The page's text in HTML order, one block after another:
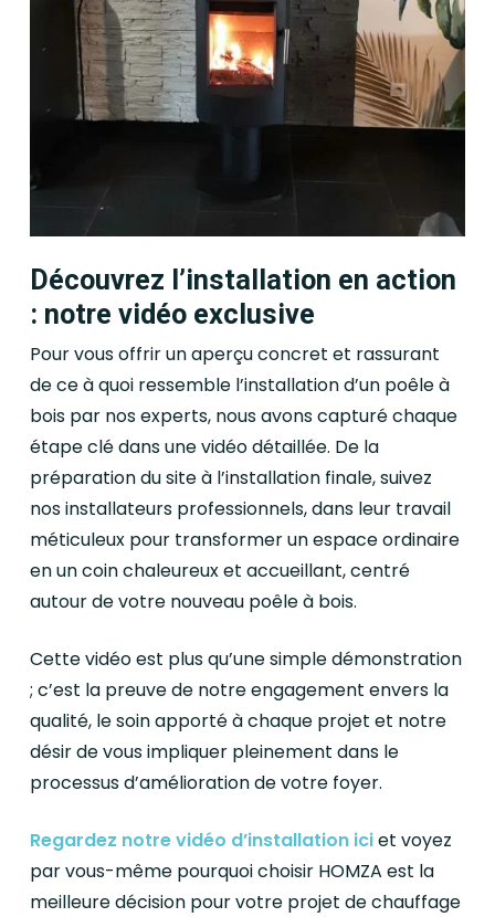
Découvrez l’installation en action
: notre vidéo exclusive
Pour vous offrir un aperçu concret et rassurant
de ce à quoi ressemble l’installation d’un poêle à
bois par nos experts, nous avons capturé chaque
étape clé dans une vidéo détaillée. De la
préparation du site à l’installation finale, suivez
nos installateurs professionnels, dans leur travail
méticuleux pour transformer un espace ordinaire
en un coin chaleureux et accueillant, centré
autour de votre nouveau poêle à bois.
Cette vidéo est plus qu’une simple démonstration
; c’est la preuve de notre engagement envers la
qualité, le soin apporté à chaque projet et notre
désir de vous impliquer pleinement dans le
processus d’amélioration de votre foyer.
Regardez notre vidéo d’installation iciet voyez
par vous-même pourquoi choisir HOMZA est la
meilleure décision pour votre projet de chauffage